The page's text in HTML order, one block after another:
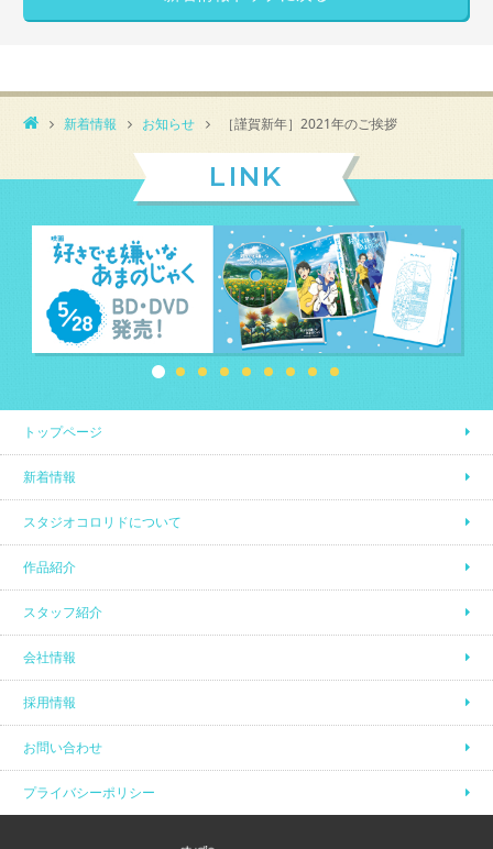
新着情報 お知らせ ［謹賀新年］2021年のご挨拶
LINK
トップページ
新着情報
スタジオコロリドについて
作品紹介
スタッフ紹介
会社情報
採用情報
お問い合わせ
プライバシーポリシー